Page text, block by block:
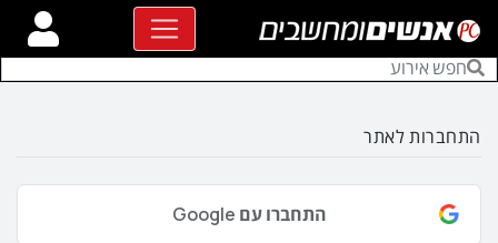
התחברות לאתר
התחברו עם Google